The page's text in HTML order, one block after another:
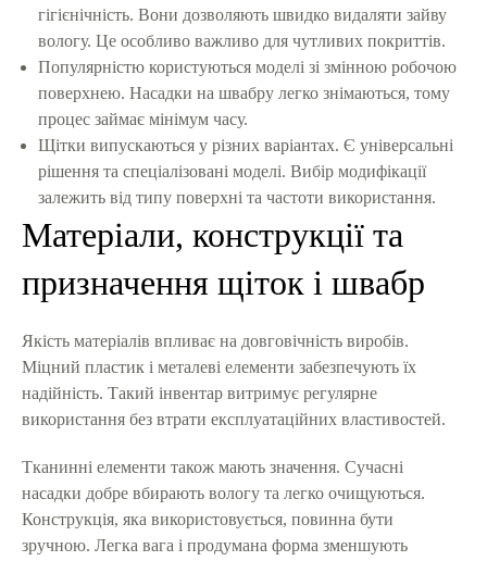
гігієнічність. Вони дозволяють швидко видаляти зайву
вологу. Це особливо важливо для чутливих покриттів.
Популярністю користуються моделі зі змінною робочою
поверхнею. Насадки на швабру легко знімаються, тому
процес займає мінімум часу.
Щітки випускаються у різних варіантах. Є універсальні
рішення та спеціалізовані моделі. Вибір модифікації
залежить від типу поверхні та частоти використання.
Матеріали, конструкції та
призначення щіток і швабр
Якість матеріалів впливає на довговічність виробів.
Міцний пластик і металеві елементи забезпечують їх
надійність. Такий інвентар витримує регулярне
використання без втрати експлуатаційних властивостей.
Тканинні елементи також мають значення. Сучасні
насадки добре вбирають вологу та легко очищуються.
Конструкція, яка використовується, повинна бути
зручною. Легка вага і продумана форма зменшують